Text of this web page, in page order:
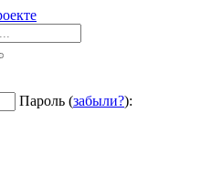
Пароль (забыли?):